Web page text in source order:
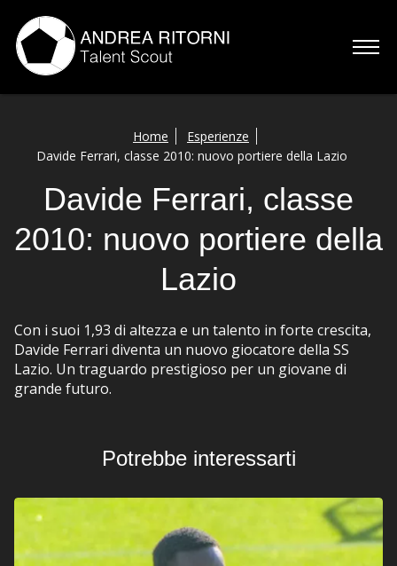
Chi sono
Servizi
Esperienze
Contatti
Home
Esperienze
Davide Ferrari, classe 2010: nuovo portiere della Lazio
Davide Ferrari, classe
2010: nuovo portiere della
Lazio
Con i suoi 1,93 di altezza e un talento in forte crescita,
Davide Ferrari diventa un nuovo giocatore della SS
Lazio. Un traguardo prestigioso per un giovane di
grande futuro.
Potrebbe interessarti